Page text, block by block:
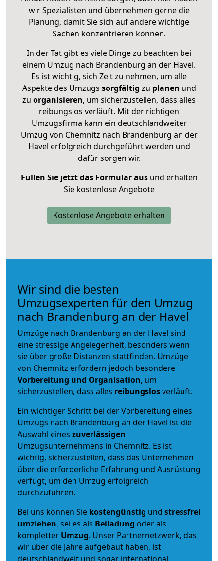
wir Spezialisten und übernehmen gerne die
Planung, damit Sie sich auf andere wichtige
Sachen konzentrieren können.
In der Tat gibt es viele Dinge zu beachten bei
einem Umzug nach Brandenburg an der Havel.
Es ist wichtig, sich Zeit zu nehmen, um alle
Aspekte des Umzugs sorgfältig zu planen und
zu organisieren, um sicherzustellen, dass alles
reibungslos verläuft. Mit der richtigen
Umzugsfirma kann ein deutschlandweiter
Umzug von Chemnitz nach Brandenburg an der
Havel erfolgreich durchgeführt werden und
dafür sorgen wir.
Füllen Sie jetzt das Formular ausund erhalten
Sie kostenlose Angebote
Kostenlose Angebote erhalten
Wir sind die besten
Umzugsexperten für den Umzug
nach Brandenburg an der Havel
Umzüge nach Brandenburg an der Havel sind
eine stressige Angelegenheit, besonders wenn
sie über große Distanzen stattfinden. Umzüge
von Chemnitz erfordern jedoch besondere
Vorbereitung und Organisation, um
sicherzustellen, dass alles reibungslosverläuft.
Ein wichtiger Schritt bei der Vorbereitung eines
Umzugs nach Brandenburg an der Havel ist die
Auswahl eines zuverlässigen
Umzugsunternehmens in Chemnitz. Es ist
wichtig, sicherzustellen, dass das Unternehmen
über die erforderliche Erfahrung und Ausrüstung
verfügt, um den Umzug erfolgreich
durchzuführen.
Bei uns können Sie kostengünstig und stressfrei
umziehen, sei es als Beiladung oder als
kompletter Umzug. Unser Partnernetzwerk, das
wir über die Jahre aufgebaut haben, ist
deutschlandweit und sogar international